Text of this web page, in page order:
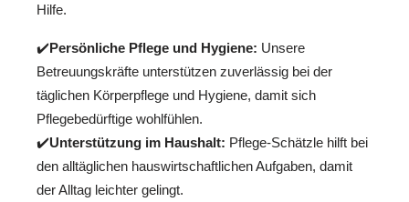
Hilfe.
✔️Persönliche Pflege und Hygiene: Unsere
Betreuungskräfte unterstützen zuverlässig bei der
täglichen Körperpflege und Hygiene, damit sich
Pflegebedürftige wohlfühlen.
✔️Unterstützung im Haushalt: Pflege-Schätzle hilft bei
den alltäglichen hauswirtschaftlichen Aufgaben, damit
der Alltag leichter gelingt.